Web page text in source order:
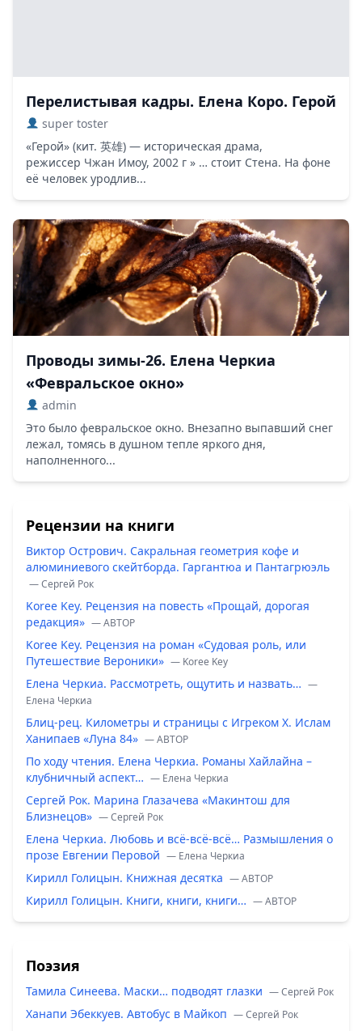
Перелистывая кадры. Елена Коро. Герой
super toster
«Герой» (кит. 英雄) — историческая драма,
режиссер Чжан Имоу, 2002 г » … стоит Стена. На фоне
её человек уродлив...
Проводы зимы-26. Елена Черкиа
«Февральское окно»
admin
Это было февральское окно. Внезапно выпавший снег
лежал, томясь в душном тепле яркого дня,
наполненного...
Рецензии на книги
Виктор Острович. Сакральная геометрия кофе и
алюминиевого скейтборда. Гаргантюа и Пантагрюэль
— Сергей Рок
Koree Key. Рецензия на повесть «Прощай, дорогая
редакция» — ABTOP
Koree Key. Рецензия на роман «Судовая роль, или
Путешествие Вероники» — Koree Key
Елена Черкиа. Рассмотреть, ощутить и назвать… —
Елена Черкиа
Блиц-рец. Километры и страницы с Игреком Х. Ислам
Ханипаев «Луна 84» — ABTOP
По ходу чтения. Елена Черкиа. Романы Хайлайна –
клубничный аспект… — Елена Черкиа
Сергей Рок. Марина Глазачева «Макинтош для
Близнецов» — Сергей Рок
Елена Черкиа. Любовь и всё-всё-всё… Размышления о
прозе Евгении Перовой — Елена Черкиа
Кирилл Голицын. Книжная десятка — ABTOP
Кирилл Голицын. Книги, книги, книги… — ABTOP
Поэзия
Тамила Синеева. Маски… подводят глазки — Сергей Рок
Ханапи Эбеккуев. Автобус в Майкоп — Сергей Рок